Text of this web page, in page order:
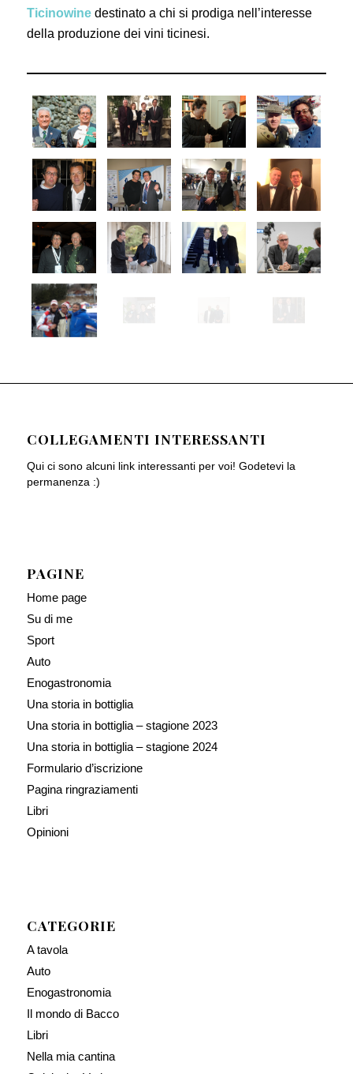
Ticinowinedestinato a chi si prodiga nell’interesse
della produzione dei vini ticinesi.
COLLEGAMENTI INTERESSANTI
Qui ci sono alcuni link interessanti per voi! Godetevi la
permanenza :)
PAGINE
Home page
Su di me
Sport
Auto
Enogastronomia
Una storia in bottiglia
Una storia in bottiglia – stagione 2023
Una storia in bottiglia – stagione 2024
Formulario d’iscrizione
Pagina ringraziamenti
Libri
Opinioni
CATEGORIE
A tavola
Auto
Enogastronomia
Il mondo di Bacco
Libri
Nella mia cantina